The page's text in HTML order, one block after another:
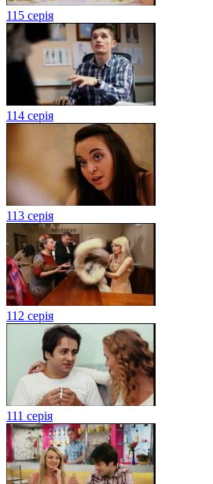
115 серія
114 серія
113 серія
112 серія
111 серія